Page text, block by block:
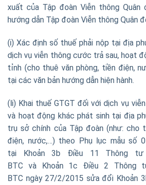
xuất của Tập đoàn Viễn thông Quân
hướng dẫn Tập đoàn Viễn thông Quân
(i) Xác định số thuế phải nộp tại địa
dịch vụ viễn thông cước trả sau, hoạt
tỉnh (cho thuê văn phòng, tiền điện,
tại các văn bản hướng dẫn hiện hành.
(li) Khai thuế GTGT đối với dịch vụ
và hoạt động khác phát sinh tại địa
trụ sở chính của Tập đoàn (như: cho
điện, nước,…) theo Phụ lục mẫu số
tại Khoản 3b Điều 11 Thông tư
BTC và Khoản 1c Điều 2 Thông
BTC ngày 27/2/2015 sửa đổi Khoản